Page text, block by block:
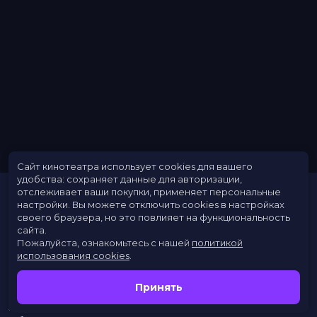
Расписание
Скоро в кино
Заведения
Сайт кинотеатра использует cookies для вашего
удобства: сохраняет данные для авторизации,
отслеживает ваши покупки, применяет персональные
настройки. Вы можете отключить cookies в настройках
своего браузера, но это повлияет на функциональность
сайта.
Пожалуйста, ознакомьтесь с нашей политикой
использования cookies
Принять